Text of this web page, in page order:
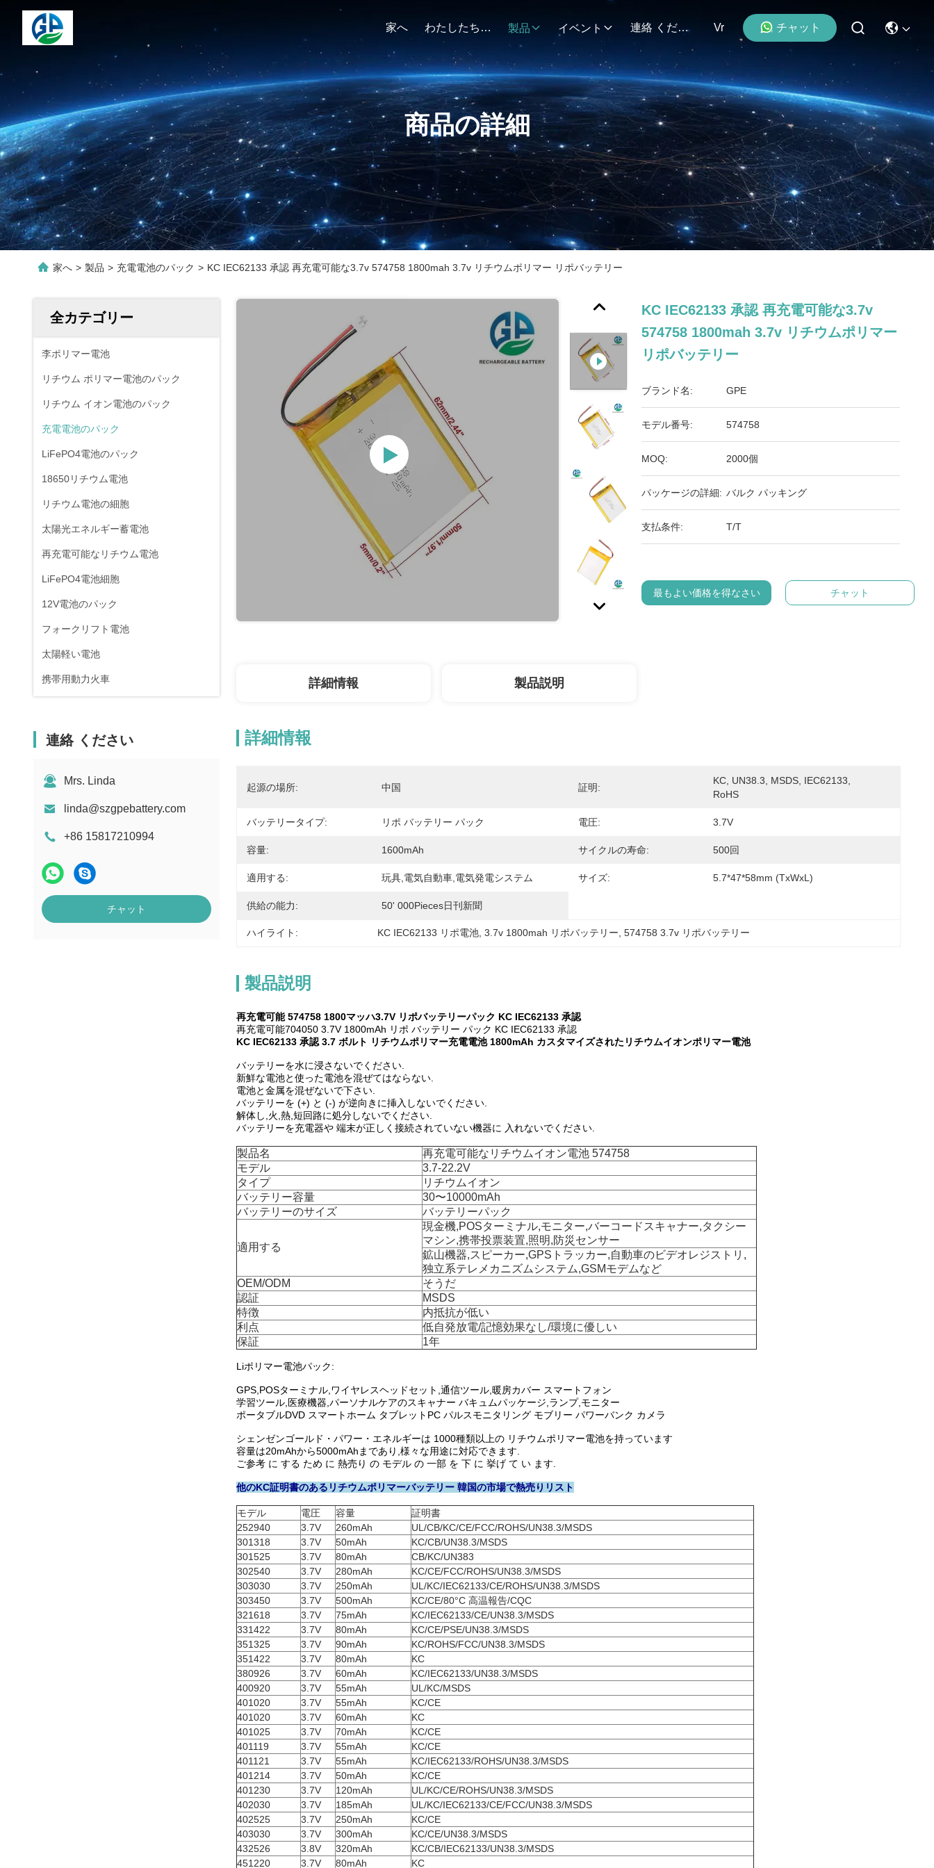
家へ わたしたち に つい て 製品 イベント 連絡 ください Vr チャット
商品の詳細
家へ > 製品 > 充電電池のパック > KC IEC62133 承認 再充電可能な3.7v 574758 1800mah 3.7v リチウムポリマー リポバッテリー
全カテゴリー
李ポリマー電池
リチウム ポリマー電池のパック
リチウム イオン電池のパック
充電電池のパック
LiFePO4電池のパック
18650リチウム電池
リチウム電池の細胞
太陽光エネルギー蓄電池
再充電可能なリチウム電池
LiFePO4電池細胞
12V電池のパック
フォークリフト電池
太陽軽い電池
携帯用動力火車
連絡 ください
Mrs. Linda
linda@szgpebattery.com
+86 15817210994
チャット
KC IEC62133 承認 再充電可能な3.7v
574758 1800mah 3.7v リチウムポリマー
リポバッテリー
ブランド名: GPE
モデル番号: 574758
MOQ: 2000個
パッケージの詳細: バルク パッキング
支払条件: T/T
最もよい価格を得なさい チャット
詳細情報 製品説明
詳細情報
起源の場所: 中国 証明:
KC, UN38.3, MSDS, IEC62133,
RoHS
バッテリータイプ: リポ バッテリー パック 電圧: 3.7V
容量: 1600mAh サイクルの寿命: 500回
適用する: 玩具,電気自動車,電気発電システム サイズ: 5.7*47*58mm (TxWxL)
供給の能力: 50' 000Pieces日刊新聞
ハイライト: KC IEC62133 リポ電池 , 3.7v 1800mah リポバッテリー , 574758 3.7v リポバッテリー
製品説明
再充電可能 574758 1800マッハ3.7V リポバッテリーパック KC IEC62133 承認
再充電可能704050 3.7V 1800mAh リポ バッテリー パック KC IEC62133 承認
KC IEC62133 承認 3.7 ボルト リチウムポリマー充電電池 1800mAh カスタマイズされたリチウムイオンポリマー電池
バッテリーを水に浸さないでください.
新鮮な電池と使った電池を混ぜてはならない.
電池と金属を混ぜないで下さい.
バッテリーを (+) と (-) が逆向きに挿入しないでください.
解体し,火,熱,短回路に処分しないでください.
バッテリーを充電器や 端末が正しく接続されていない機器に 入れないでください.
製品名
再充電可能なリチウムイオン電池 574758
モデル
3.7-22.2V
タイプ
リチウムイオン
バッテリー容量
30〜10000mAh
バッテリーのサイズ
バッテリーパック
適用する
現金機,POSターミナル,モニター,バーコードスキャナー,タクシー
マシン,携帯投票装置,照明,防災センサー
鉱山機器,スピーカー,GPSトラッカー,自動車のビデオレジストリ,
独立系テレメカニズムシステム,GSMモデムなど
OEM/ODM
そうだ
認証
MSDS
特徴
内抵抗が低い
利点
低自発放電/記憶効果なし/環境に優しい
保証
1年
Liポリマー電池パック:
GPS,POSターミナル,ワイヤレスヘッドセット,通信ツール,暖房カバー スマートフォン
学習ツール,医療機器,パーソナルケアのスキャナー バキュムパッケージ,ランプ,モニター
ポータブルDVD スマートホーム タブレットPC パルスモニタリング モブリー パワーバンク カメラ
シェンゼンゴールド・パワー・エネルギーは 1000種類以上の リチウムポリマー電池を持っています
容量は20mAhから5000mAhまであり,様々な用途に対応できます.
ご参考 に する ため に 熱売り の モデル の 一部 を 下 に 挙げ て い ます.
他のKC証明書のあるリチウムポリマーバッテリー 韓国の市場で熱売りリスト
モデル 電圧 容量
証明書
252940
3.7V 260mAh
UL/CB/KC/CE/FCC/ROHS/UN38.3/MSDS
301318
3.7V 50mAh
KC/CB/UN38.3/MSDS
301525
3.7V 80mAh
CB/KC/UN383
302540
3.7V 280mAh
KC/CE/FCC/ROHS/UN38.3/MSDS
303030
3.7V 250mAh
UL/KC/IEC62133/CE/ROHS/UN38.3/MSDS
303450
3.7V 500mAh
KC/CE/80°C 高温報告/CQC
321618
3.7V 75mAh
KC/IEC62133/CE/UN38.3/MSDS
331422
3.7V 80mAh
KC/CE/PSE/UN38.3/MSDS
351325
3.7V 90mAh
KC/ROHS/FCC/UN38.3/MSDS
351422
3.7V 80mAh
KC
380926
3.7V 60mAh
KC/IEC62133/UN38.3/MSDS
400920
3.7V 55mAh
UL/KC/MSDS
401020
3.7V 55mAh
KC/CE
401020
3.7V 60mAh
KC
401025
3.7V 70mAh
KC/CE
401119
3.7V 55mAh
KC/CE
401121
3.7V 55mAh
KC/IEC62133/ROHS/UN38.3/MSDS
401214
3.7V 50mAh
KC/CE
401230
3.7V 120mAh
UL/KC/CE/ROHS/UN38.3/MSDS
402030
3.7V 185mAh
UL/KC/IEC62133/CE/FCC/UN38.3/MSDS
402525
3.7V 250mAh
KC/CE
403030
3.7V 300mAh
KC/CE/UN38.3/MSDS
432526
3.8V 320mAh
KC/CB/IEC62133/UN38.3/MSDS
451220
3.7V 80mAh
KC